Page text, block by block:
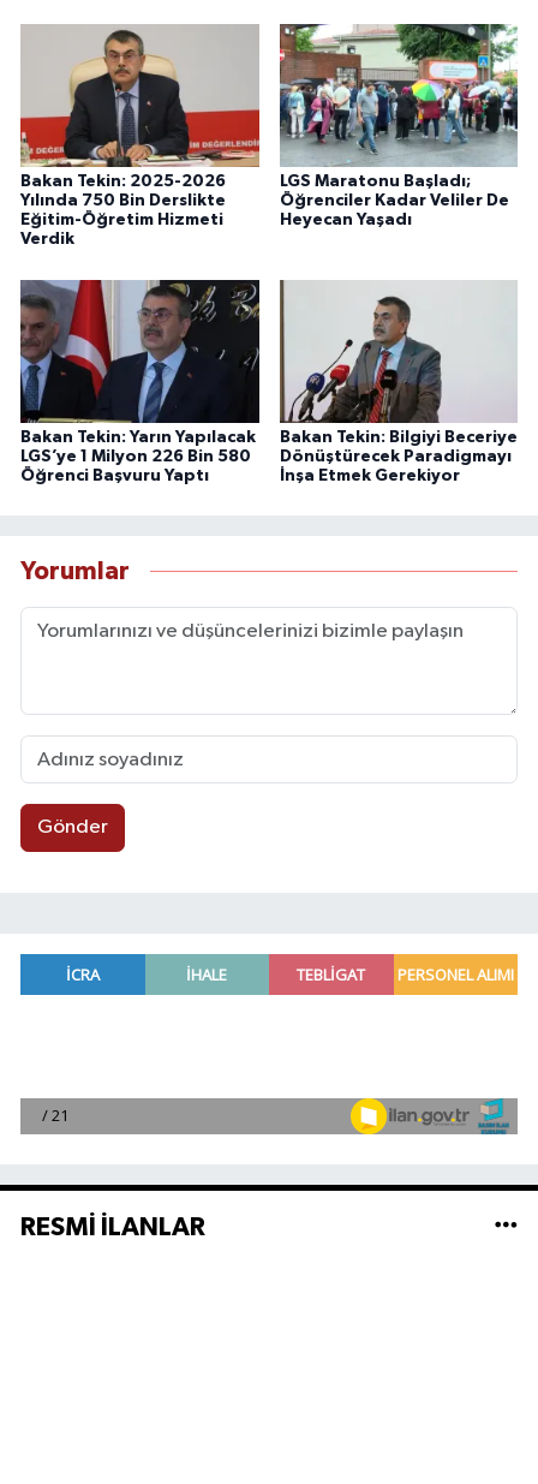
Bakan Tekin: 2025-2026
Yılında 750 Bin Derslikte
Eğitim-Öğretim Hizmeti
Verdik
LGS Maratonu Başladı;
Öğrenciler Kadar Veliler De
Heyecan Yaşadı
Bakan Tekin: Yarın Yapılacak
LGS’ye 1 Milyon 226 Bin 580
Öğrenci Başvuru Yaptı
Bakan Tekin: Bilgiyi Beceriye
Dönüştürecek Paradigmayı
İnşa Etmek Gerekiyor
Yorumlar
Gönder
RESMİ İLANLAR